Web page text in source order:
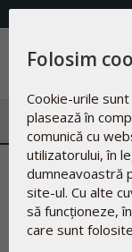
Meniu
Folosim
Cookie-urile
plasează în
comunică cu
utilizatorului, în
dumneavoastră
site-ul. Cu alte
să funcționeze,
care sunt